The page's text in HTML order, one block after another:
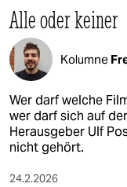
Alle oder keiner
Kolumne
Wer darf welche
wer darf sich auf
Herausgeber Ulf
nicht gehört.
24.2.2026